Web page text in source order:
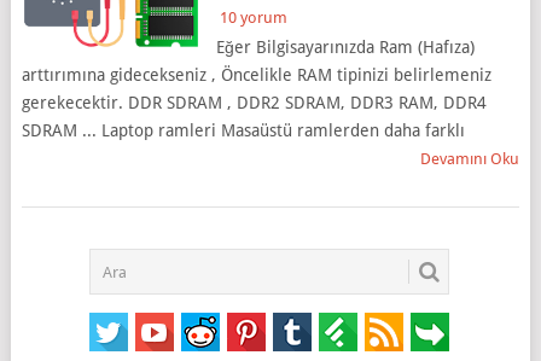
10 yorum
Eğer Bilgisayarınızda Ram (Hafıza)
arttırımına gidecekseniz , Öncelikle RAM tipinizi belirlemeniz
gerekecektir. DDR SDRAM , DDR2 SDRAM, DDR3 RAM, DDR4
SDRAM ... Laptop ramleri Masaüstü ramlerden daha farklı
Devamını Oku